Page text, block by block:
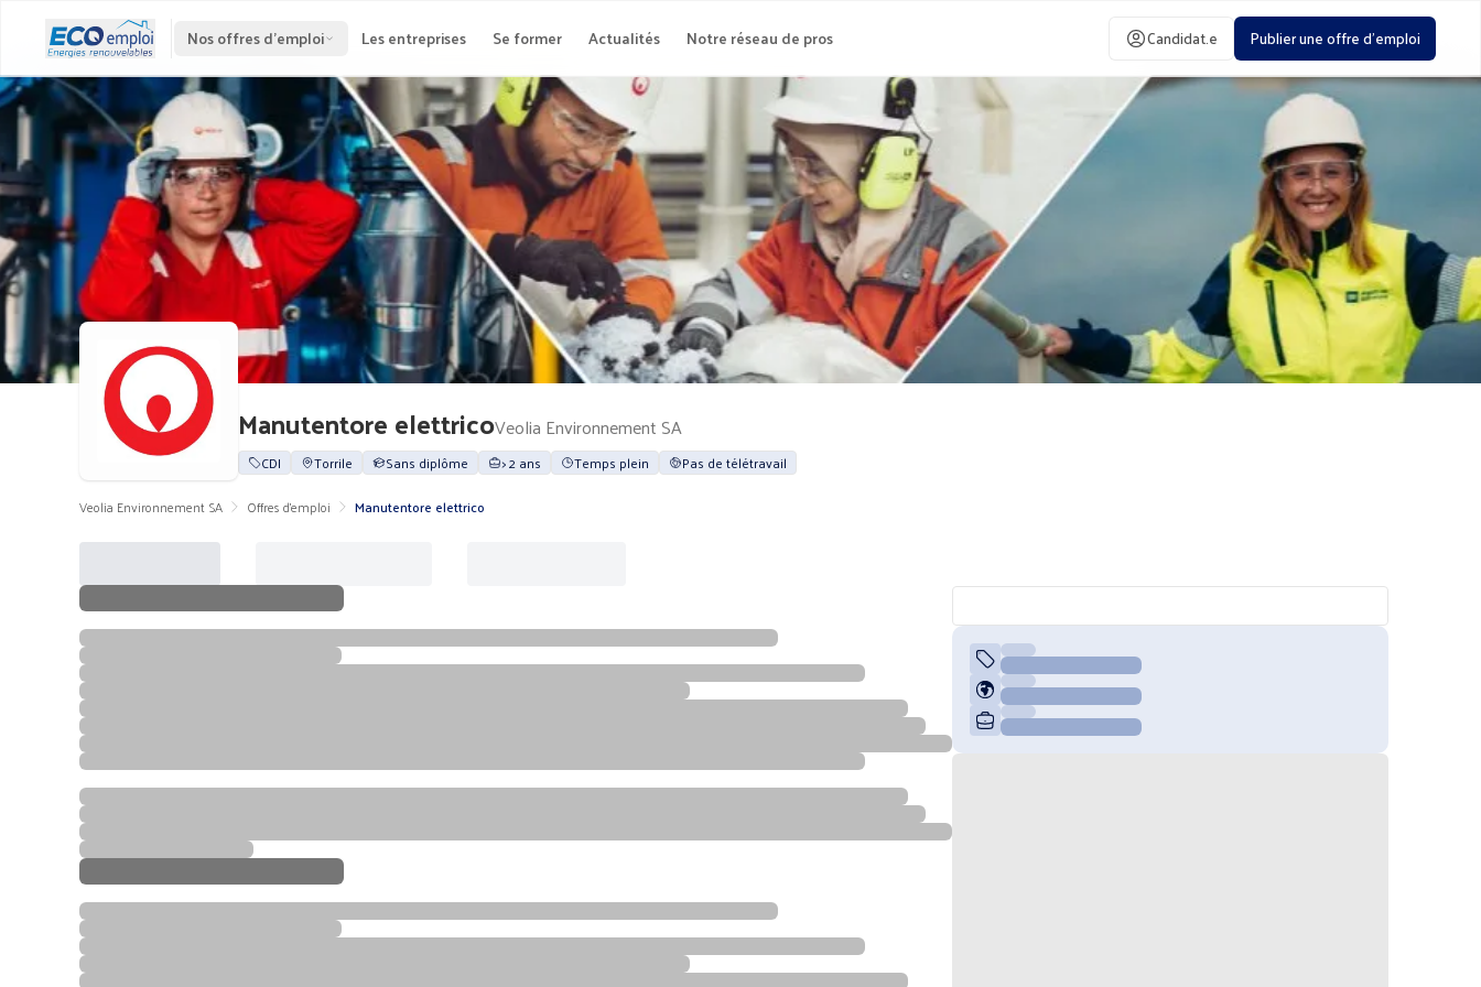
Nos offres d'emploi Les entreprises Se former Actualités Notre réseau de pros Candidat.e Publier une offre d'emploi
Manutentore elettricoVeolia Environnement SA
CDI Torrile Sans diplôme > 2 ans Temps plein
Pas de télétravail
Veolia Environnement SA
Offres d'emploi Manutentore elettrico